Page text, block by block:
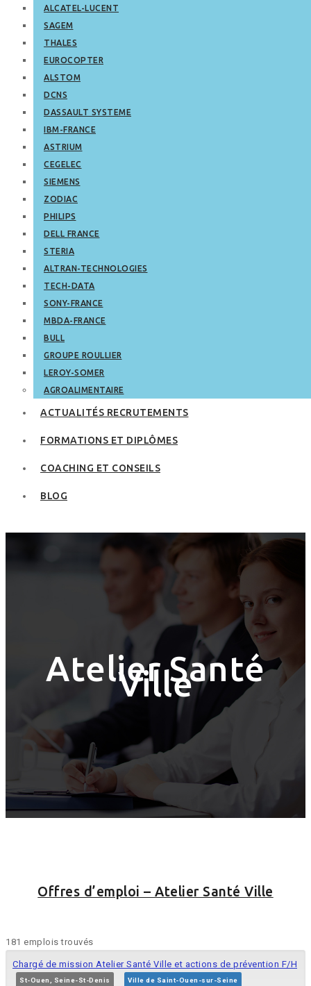
ALCATEL-LUCENT
SAGEM
THALES
EUROCOPTER
ALSTOM
DCNS
DASSAULT SYSTEME
IBM-FRANCE
ASTRIUM
CEGELEC
SIEMENS
ZODIAC
PHILIPS
DELL FRANCE
STERIA
ALTRAN-TECHNOLOGIES
TECH-DATA
SONY-FRANCE
MBDA-FRANCE
BULL
GROUPE ROULLIER
LEROY-SOMER
AGROALIMENTAIRE
ACTUALITÉS RECRUTEMENTS
FORMATIONS ET DIPLÔMES
COACHING ET CONSEILS
BLOG
Atelier Santé
Ville
Offres d’emploi – Atelier Santé Ville
181 emplois trouvés
Chargé de mission Atelier Santé Ville et actions de prévention F/H
St-Ouen, Seine-St-Denis Ville de Saint-Ouen-sur-Seine